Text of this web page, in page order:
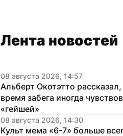
Лента новостей
08 августа 2026, 14:57
Альберт Окотэтто
время забега иногда
«гейшей»
08 августа 2026, 14:30
Культ мема «6-7» больше